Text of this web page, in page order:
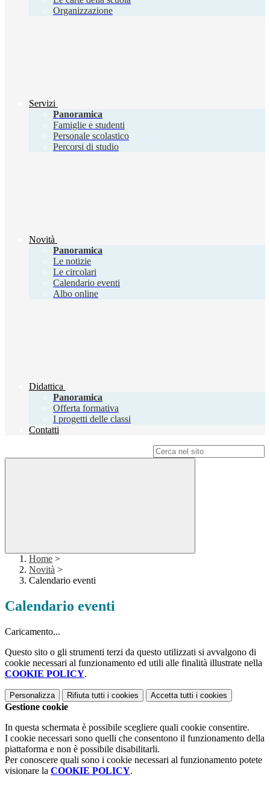
Organizzazione
Servizi
Panoramica
Famiglie e studenti
Personale scolastico
Percorsi di studio
Novità
Panoramica
Le notizie
Le circolari
Calendario eventi
Albo online
Didattica
Panoramica
Offerta formativa
I progetti delle classi
Contatti
Home >
Novità >
Calendario eventi
Calendario eventi
Caricamento...
Questo sito o gli strumenti terzi da questo utilizzati si avvalgono di
cookie necessari al funzionamento ed utili alle finalità illustrate nella
COOKIE POLICY.
Personalizza Rifiuta tutti i cookies Accetta tutti i cookies
Gestione cookie
In questa schermata è possibile scegliere quali cookie consentire.
I cookie necessari sono quelli che consentono il funzionamento della
piattaforma e non è possibile disabilitarli.
Per conoscere quali sono i cookie necessari al funzionamento potete
visionare la COOKIE POLICY.